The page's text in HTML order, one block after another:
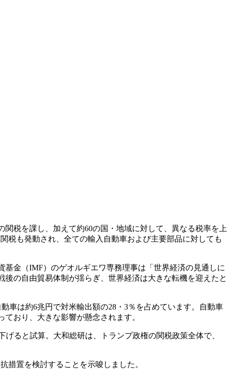
税を課し、加えて約60の国・地域に対して、異なる税率を上
税も発動され、全ての輸入自動車および主要部品に対しても
金（IMF）のゲオルギエワ専務理事は「世界経済の見通しに
の自由貿易体制が揺らぎ、世界経済は大きな転機を迎えたと
車は約6兆円で対米輸出額の28・3％を占めています。自動車
おり、大きな影響が懸念されます。
ると試算。大和総研は、トランプ政権の関税政策全体で、
措置を検討することを示唆しました。